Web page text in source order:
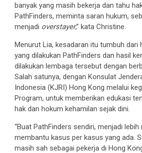
banyak yang masih bekerja dan tahu
PathFinders, meminta saran hukum,
menjadi overstayer,” kata Christine.
Menurut Lia, kesadaran itu tumbuh dari
yang dilakukan PathFinders dan hasil
dilakukan lembaga tersebut dengan
Salah satunya, dengan Konsulat
Indonesia (KJRI) Hong Kong melalui
Program, untuk memberikan edukasi
hak dan hokum kehamilan sejak dini.
“Buat PathFinders sendiri, menjadi lebih
membantu kasus per kasus yang ada.
masih sah sebagai pekerja di Hong